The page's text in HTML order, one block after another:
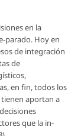
en la
parado. Hoy en
de integración
de
en fin, todos los
aportan a
que la in-